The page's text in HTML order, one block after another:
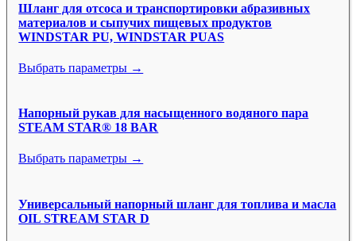
Шланг для отсоса и транспортировки абразивных
материалов и сыпучих пищевых продуктов
WINDSTAR PU, WINDSTAR PUAS
Выбрать параметры →
Напорный рукав для насыщенного водяного пара
STEAM STAR® 18 BAR
Выбрать параметры →
Универсальный напорный шланг для топлива и масла
OIL STREAM STAR D